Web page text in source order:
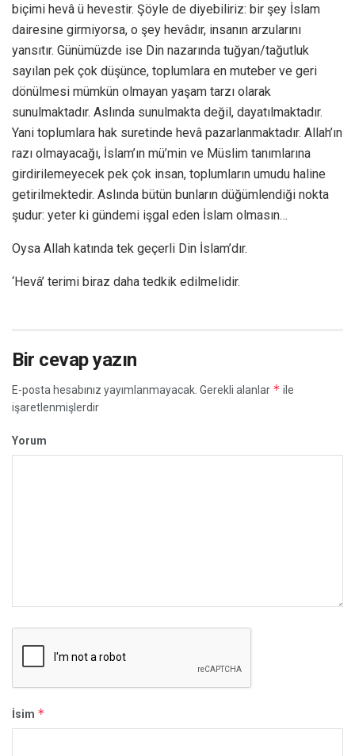
biçimi hevâ ü hevestir. Şöyle de diyebiliriz: bir şey İslam
dairesine girmiyorsa, o şey hevâdır, insanın arzularını
yansıtır. Günümüzde ise Din nazarında tuğyan/tağutluk
sayılan pek çok düşünce, toplumlara en muteber ve geri
dönülmesi mümkün olmayan yaşam tarzı olarak
sunulmaktadır. Aslında sunulmakta değil, dayatılmaktadır.
Yani toplumlara hak suretinde hevâ pazarlanmaktadır. Allah’ın
razı olmayacağı, İslam’ın mü’min ve Müslim tanımlarına
girdirilemeyecek pek çok insan, toplumların umudu haline
getirilmektedir. Aslında bütün bunların düğümlendiği nokta
şudur: yeter ki gündemi işgal eden İslam olmasın…
Oysa Allah katında tek geçerli Din İslam’dır.
‘Hevâ’ terimi biraz daha tedkik edilmelidir.
Bir cevap yazın
E-posta hesabınız yayımlanmayacak. Gerekli alanlar * ile
işaretlenmişlerdir
Yorum
İsim *